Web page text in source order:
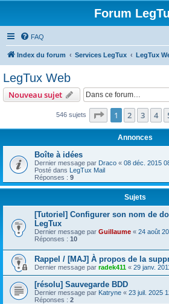
Forum
FAQ
Index du forum Services LegTux LegTux
LegTux Web
Nouveau sujet
546 sujets Page 1sur22
1 2 3 4
Annonces
Boîte à idées
Dernier message par Draco « 08 déc. 2015
Posté dans LegTux Mail
Réponses : 9
Sujets
[Tutoriel] Configurer son nom de
LegTux
Dernier message par Guillaume « 24 août
Réponses : 10
Rappel / [MAJ] À propos de la
Dernier message par radek411 « 29 janv.
[résolu] Sauvegarde BDD
Dernier message par Katryne « 23 juil. 2025
Réponses : 2